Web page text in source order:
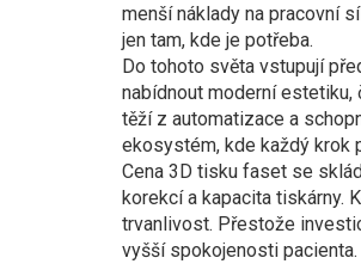
menší náklady na pracovní
jen tam, kde je potřeba.
Do tohoto světa vstupují
nabídnout moderní
těží z automatizace a
ekosystém, kde každý krok
Cena 3D tisku faset se
korekcí a kapacita tiskárny.
trvanlivost. Přestože
vyšší spokojenosti pacienta.